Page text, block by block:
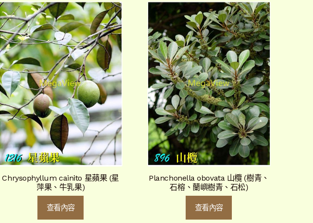
Chrysophyllum cainito 星蘋果 (星
萍果、牛乳果)
查看內容
Planchonella obovata 山欖 (樹青、
石榕、蘭嶼樹青、石松)
查看內容